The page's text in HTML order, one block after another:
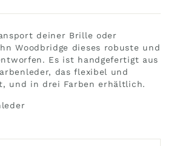
deiner Brille oder
Woodbridge dieses robuste und
Es ist handgefertigt aus
das flexibel und
und in drei Farben erhältlich.